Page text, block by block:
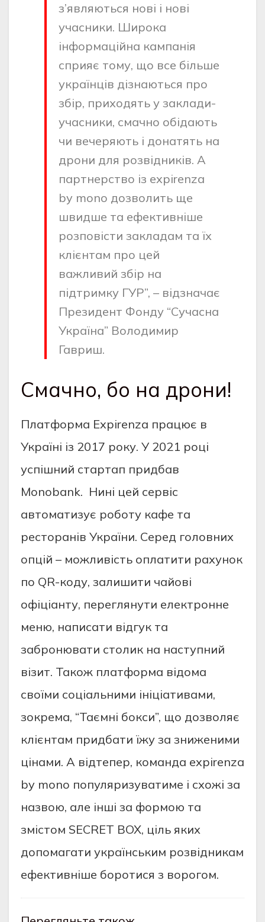
з’являються нові і нові
учасники. Широка
інформаційна кампанія
сприяє тому, що все більше
українців дізнаються про
збір, приходять у заклади-
учасники, смачно обідають
чи вечеряють і донатять на
дрони для розвідників. А
партнерство із expirenza
by mono дозволить ще
швидше та ефективніше
розповісти закладам та їх
клієнтам про цей
важливий збір на
підтримку ГУР”, – відзначає
Президент Фонду “Сучасна
Україна” Володимир
Гавриш.
Смачно, бо на дрони!
Платформа Expirenza працює в
Україні із 2017 року. У 2021 році
успішний стартап придбав
Monobank. Нині цей сервіс
автоматизує роботу кафе та
ресторанів України. Серед головних
опцій – можливість оплатити рахунок
по QR-коду, залишити чайові
офіціанту, переглянути електронне
меню, написати відгук та
забронювати столик на наступний
візит. Також платформа відома
своїми соціальними ініціативами,
зокрема, “Таємні бокси”, що дозволяє
клієнтам придбати їжу за зниженими
цінами. А відтепер, команда expirenza
by mono популяризуватиме і схожі за
назвою, але інші за формою та
змістом SECRET BOX, ціль яких
допомагати українським розвідникам
ефективніше боротися з ворогом.